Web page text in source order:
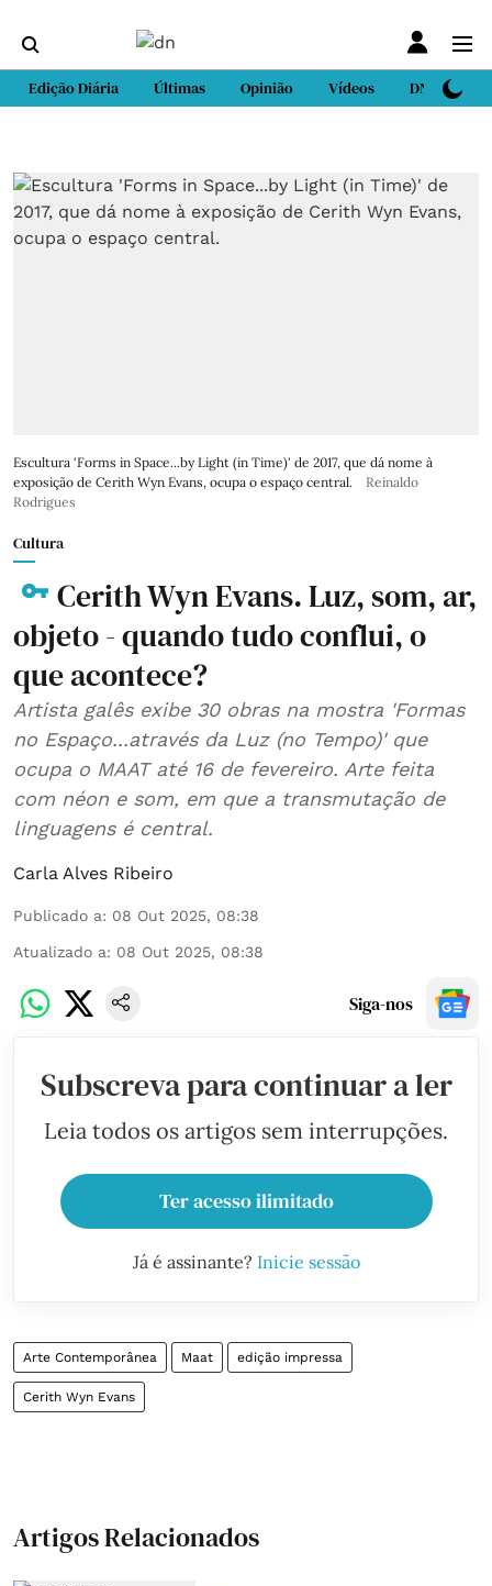
Edição Diária Últimas Opinião Vídeos DN Sport
Escultura 'Forms in Space...by Light (in Time)' de 2017, que dá nome à
exposição de Cerith Wyn Evans, ocupa o espaço central.
Reinaldo
Rodrigues
Cultura
Cerith Wyn Evans. Luz, som, ar,
objeto - quando tudo conflui, o
que acontece?
Artista galês exibe 30 obras na mostra 'Formas
no Espaço...através da Luz (no Tempo)' que
ocupa o MAAT até 16 de fevereiro. Arte feita
com néon e som, em que a transmutação de
linguagens é central.
Carla Alves Ribeiro
Publicado a: 08 Out 2025, 08:38
Atualizado a: 08 Out 2025, 08:38
Siga-nos
Subscreva para continuar a ler
Leia todos os artigos sem interrupções.
Ter acesso ilimitado
Já é assinante? Inicie sessão
Arte Contemporânea Maat edição impressa
Cerith Wyn Evans
Artigos Relacionados